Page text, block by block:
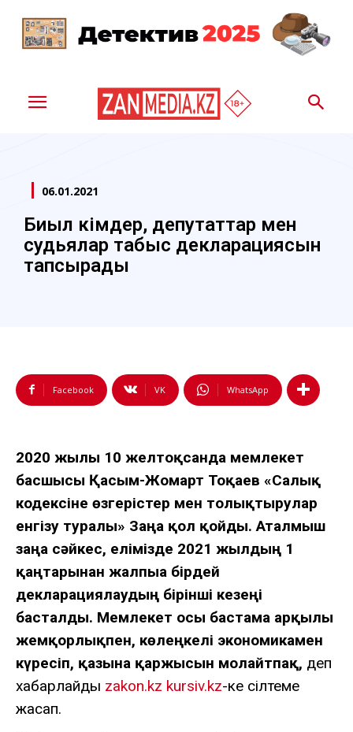
06.01.2021
Биыл әкімдер, депутаттар мен
судьялар табыс декларациясын
тапсырады
Facebook VK WhatsApp
2020 жылғы 10 желтоқсанда мемлекет
басшысы Қасым-Жомарт Тоқаев «Салық
кодексіне өзгерістер мен толықтырулар
енгізу туралы» Заңға қол қойды. Аталмыш
заңға сәйкес, елімізде 2021 жылдың 1
қаңтарынан жалпыға бірдей
декларациялаудың бірінші кезеңі
басталды. Мемлекет осы бастама арқылы
жемқорлықпен, көлеңкелі экономикамен
күресіп, қазына қаржысын молайтпақ, деп
хабарлайды zakon.kz kursiv.kz-ке сілтеме
жасап.